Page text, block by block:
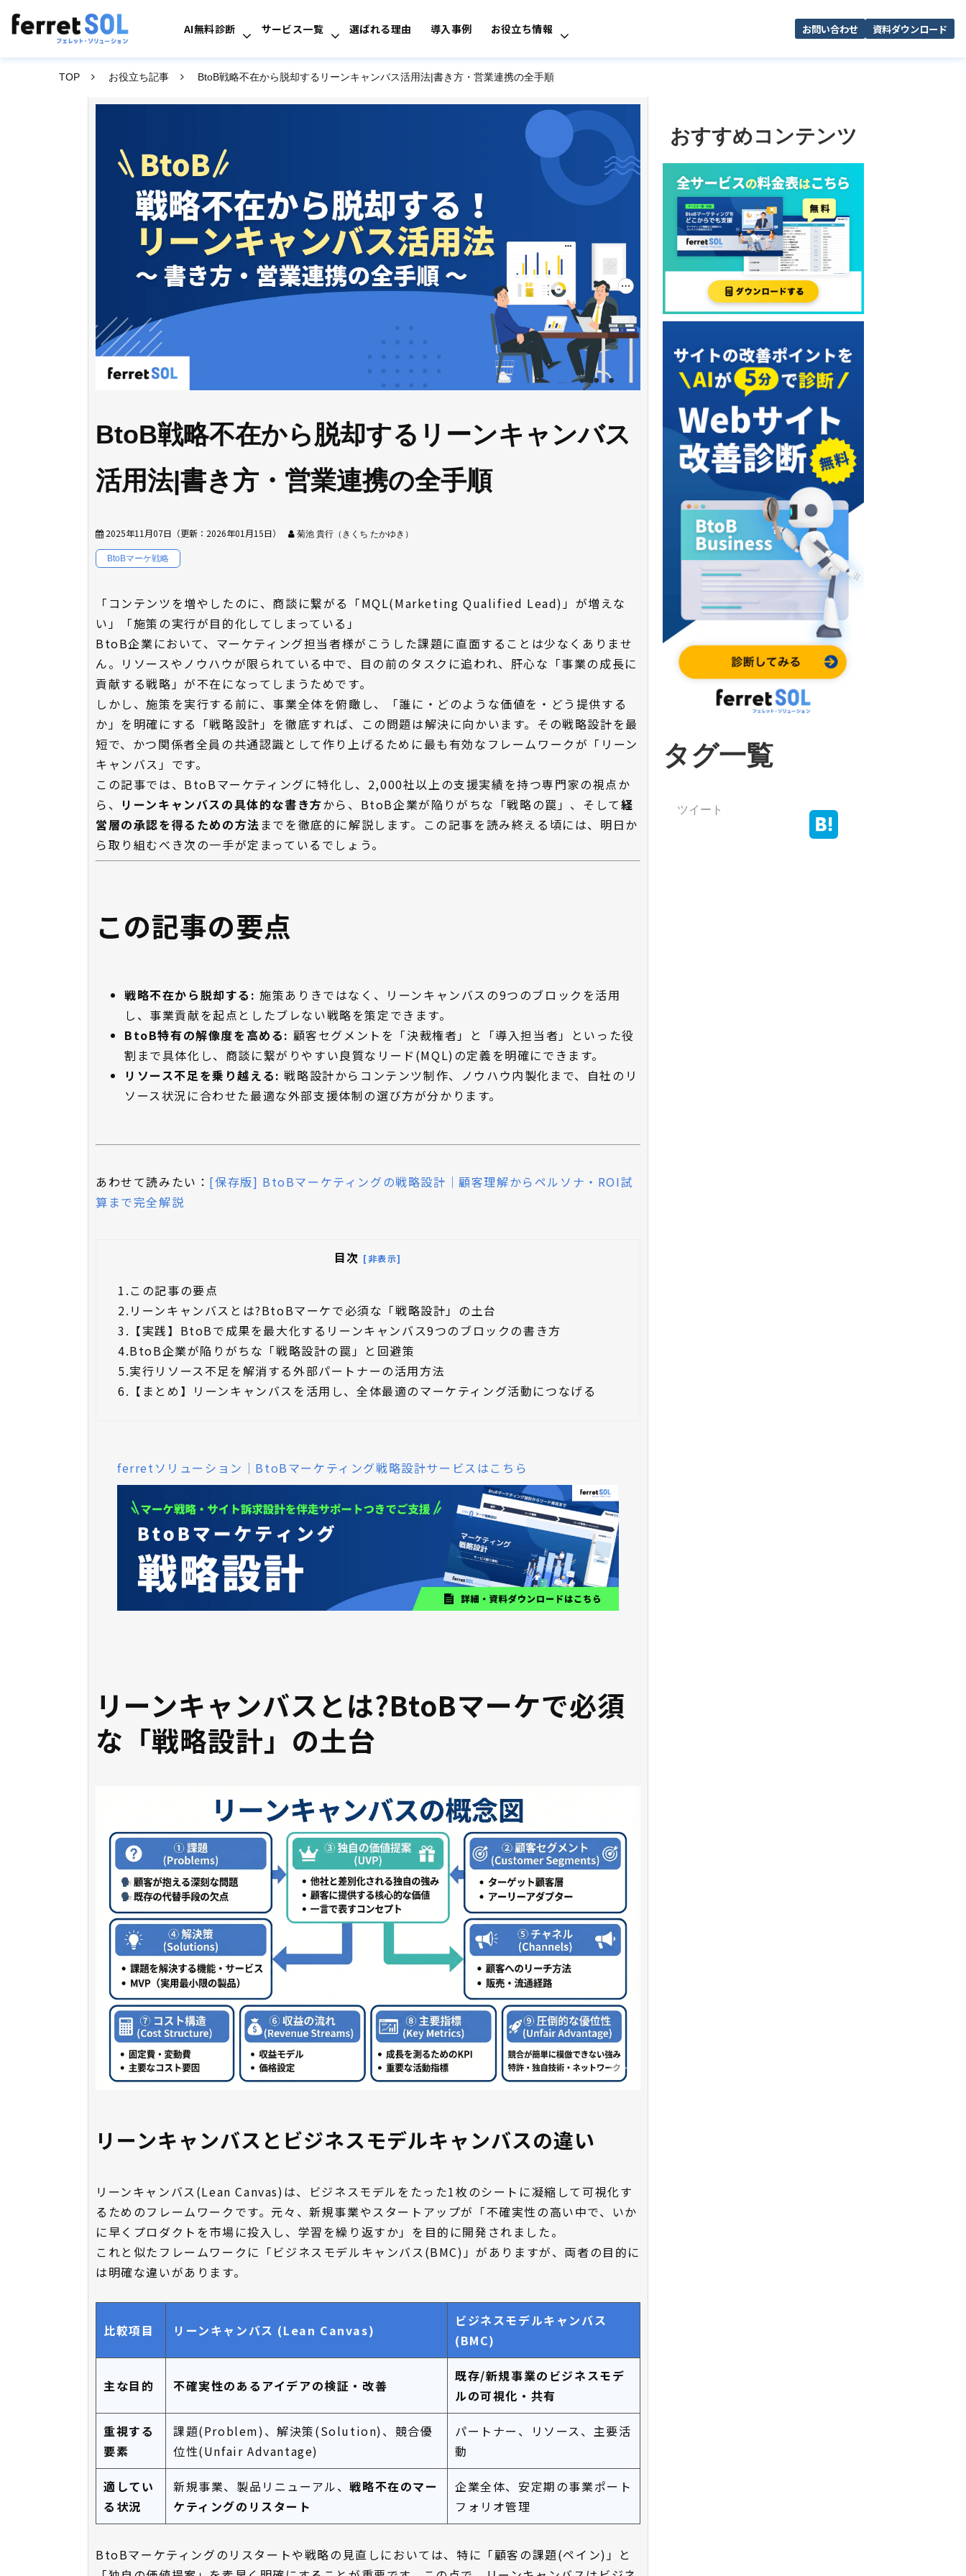
AI無料診断 サービス一覧 選ばれる理由 導入事例 お役立ち情報 お問い合わせ 資料ダウンロード
TOP お役立ち記事 BtoB戦略不在から脱却するリーンキャンバス活用法|書き方・営業連携の全手順
BtoB戦略不在から脱却するリーンキャンバス
活用法|書き方・営業連携の全手順
2025年11月07日 （更新： 2026年01月15日） 菊池 貴行（きくち たかゆき）
BtoBマーケ戦略
「コンテンツを増やしたのに、商談に繋がる「MQL(Marketing Qualified Lead)」が増えな
い」「施策の実行が目的化してしまっている」
BtoB企業において、マーケティング担当者様がこうした課題に直面することは少なくありませ
ん。リソースやノウハウが限られている中で、目の前のタスクに追われ、肝心な「事業の成長に
貢献する戦略」が不在になってしまうためです。
しかし、施策を実行する前に、事業全体を俯瞰し、「誰に・どのような価値を・どう提供する
か」を明確にする「戦略設計」を徹底すれば、この問題は解決に向かいます。その戦略設計を最
短で、かつ関係者全員の共通認識として作り上げるために最も有効なフレームワークが「リーン
キャンバス」です。
この記事では、BtoBマーケティングに特化し、2,000社以上の支援実績を持つ専門家の視点か
ら、 リーンキャンバスの具体的な書き方から、BtoB企業が陥りがちな「戦略の罠」、そして経
営層の承認を得るための方法 までを徹底的に解説します。この記事を読み終える頃には、明日か
ら取り組むべき次の一手が定まっているでしょう。
この記事の要点
戦略不在から脱却する: 施策ありきではなく、リーンキャンバスの9つのブロックを活用
し、事業貢献を起点としたブレない戦略を策定できます。
BtoB特有の解像度を高める: 顧客セグメントを「決裁権者」と「導入担当者」といった役
割まで具体化し、商談に繋がりやすい良質なリード(MQL)の定義を明確にできます。
リソース不足を乗り越える: 戦略設計からコンテンツ制作、ノウハウ内製化まで、自社のリ
ソース状況に合わせた最適な外部支援体制の選び方が分かります。
あわせて読みたい： [保存版] BtoBマーケティングの戦略設計｜顧客理解からペルソナ・ROI試
算まで完全解説
目次 [非表示]
1.この記事の要点
2. リーンキャンバスとは?BtoBマーケで必須な「戦略設計」の土台
3. 【実践】BtoBで成果を最大化するリーンキャンバス9つのブロックの書き方
4.BtoB企業が陥りがちな「戦略設計の罠」と回避策
5.実行リソース不足を解消する外部パートナーの活用方法
6. 【まとめ】リーンキャンバスを活用し、全体最適のマーケティング活動につなげる
ferretソリューション｜BtoBマーケティング戦略設計サービスはこちら
リーンキャンバスとは?BtoBマーケで必須
な「戦略設計」の土台
リーンキャンバスとビジネスモデルキャンバスの違い
リーンキャンバス(Lean Canvas)は、ビジネスモデルをたった1枚のシートに凝縮して可視化す
るためのフレームワークです。元々、新規事業やスタートアップが「不確実性の高い中で、いか
に早くプロダクトを市場に投入し、学習を繰り返すか」を目的に開発されました。
これと似たフレームワークに「ビジネスモデルキャンバス(BMC)」がありますが、両者の目的に
は明確な違いがあります。
比較項目 リーンキャンバス (Lean Canvas)
ビジネスモデルキャンバス
(BMC)
主な目的 不確実性のあるアイデアの検証・改善
既存/新規事業のビジネスモデ
ルの可視化・共有
重視する
要素
課題(Problem)、解決策(Solution)、競合優
位性(Unfair Advantage)
パートナー、リソース、主要活
動
適してい
る状況
新規事業、製品リニューアル、戦略不在のマー
ケティングのリスタート
企業全体、安定期の事業ポート
フォリオ管理
BtoBマーケティングのリスタートや戦略の見直しにおいては、特に「顧客の課題(ペイン)」と
おすすめコンテンツ
タグ一覧
ツイート